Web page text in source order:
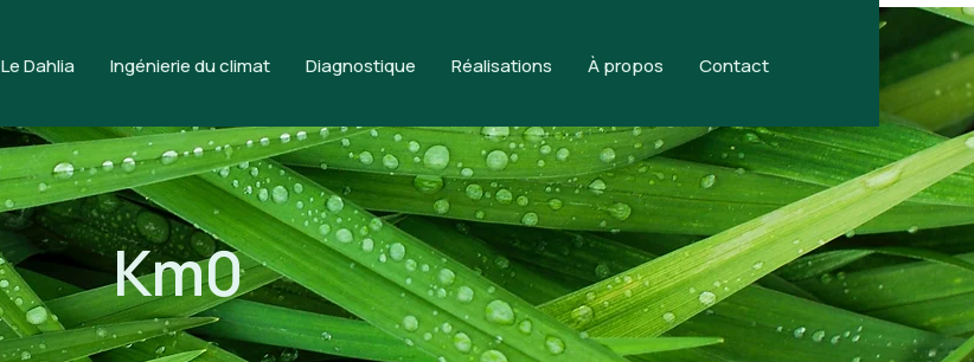
Le Dahlia Ingénierie du climat Diagnostique Réalisations À propos Contact
Km0